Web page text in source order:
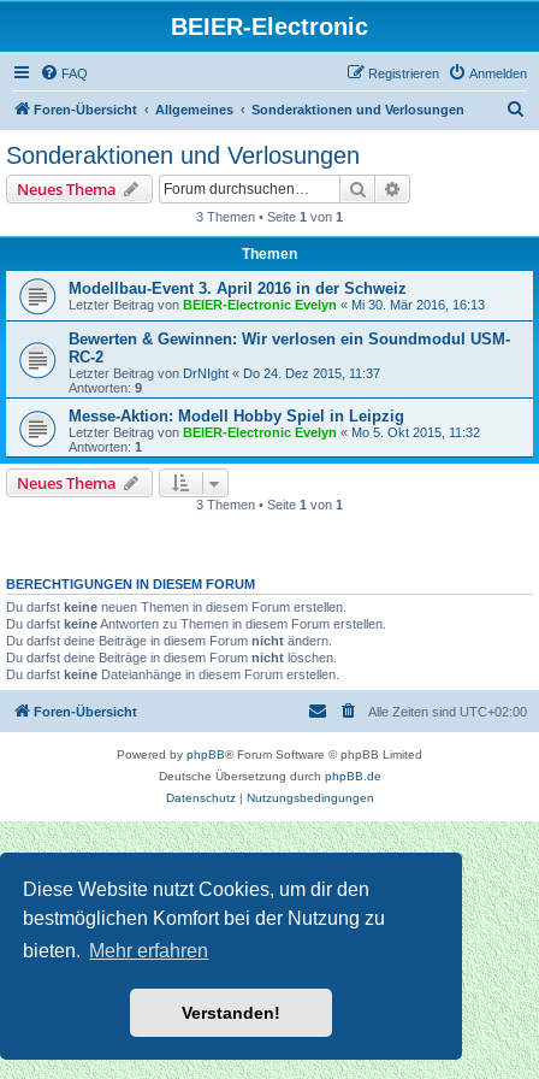
Diese Website nutzt Cookies, um dir den
bestmöglichen Komfort bei der Nutzung zu
bieten. Mehr erfahren
Verstanden!
BEIER-Electronic
FAQ Anmelden
Registrieren
Foren-Übersicht Allgemeines Sonderaktionen und Verlosungen
Sonderaktionen und Verlosungen
Neues Thema Suche
3 Themen • Seite 1 von 1
Themen
Modellbau-Event 3. April 2016 in der Schweiz
Letzter Beitrag von BEIER-Electronic Evelyn « Mi 30. Mär 2016, 16:13
Bewerten & Gewinnen: Wir verlosen ein Soundmodul USM-
RC-2
Letzter Beitrag von DrNIght « Do 24. Dez 2015, 11:37
Antworten: 9
Messe-Aktion: Modell Hobby Spiel in Leipzig
Letzter Beitrag von BEIER-Electronic Evelyn « Mo 5. Okt 2015, 11:32
Antworten: 1
Neues Thema
3 Themen • Seite 1 von 1
BERECHTIGUNGEN IN DIESEM FORUM
Du darfst keine neuen Themen in diesem Forum erstellen.
Du darfst keineAntworten zu Themen in diesem Forum erstellen.
Du darfst deine Beiträge in diesem Forum nicht ändern.
Du darfst deine Beiträge in diesem Forum nicht löschen.
Du darfst keine Dateianhänge in diesem Forum erstellen.
Foren-Übersicht Alle Zeiten sind UTC+02:00
Powered by phpBB® Forum Software © phpBB Limited
Deutsche Übersetzung durch phpBB.de
Datenschutz| Nutzungsbedingungen